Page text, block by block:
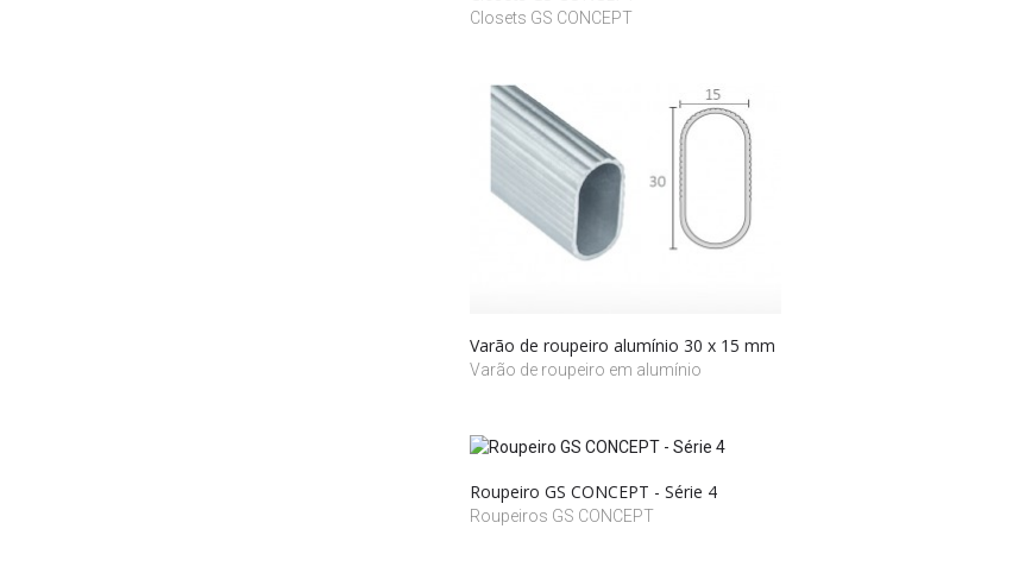
Closets GS CONCEPT
Varão de roupeiro alumínio 30 x 15 mm
Varão de roupeiro em alumínio
Roupeiro GS CONCEPT - Série 4
Roupeiros GS CONCEPT